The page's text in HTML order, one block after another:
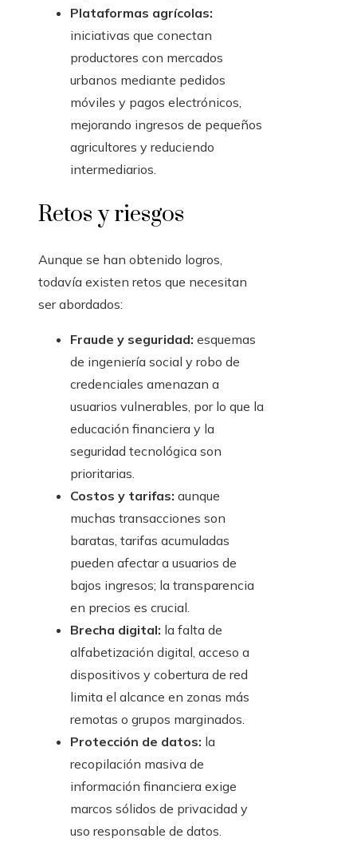
Plataformas agrícolas:
iniciativas que conectan
productores con mercados
urbanos mediante pedidos
móviles y pagos electrónicos,
mejorando ingresos de pequeños
agricultores y reduciendo
intermediarios.
Retos y riesgos
Aunque se han obtenido logros,
todavía existen retos que necesitan
ser abordados:
Fraude y seguridad: esquemas
de ingeniería social y robo de
credenciales amenazan a
usuarios vulnerables, por lo que la
educación financiera y la
seguridad tecnológica son
prioritarias.
Costos y tarifas: aunque
muchas transacciones son
baratas, tarifas acumuladas
pueden afectar a usuarios de
bajos ingresos; la transparencia
en precios es crucial.
Brecha digital: la falta de
alfabetización digital, acceso a
dispositivos y cobertura de red
limita el alcance en zonas más
remotas o grupos marginados.
Protección de datos: la
recopilación masiva de
información financiera exige
marcos sólidos de privacidad y
uso responsable de datos.